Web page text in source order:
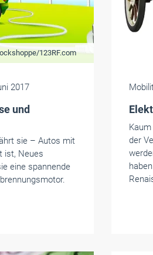
123RF.com
2017
und
sie – Autos mit
ist, Neues
eine spannende
der